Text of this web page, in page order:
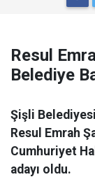
Resul
Belediye
Şişli Belediyesi
Resul Emrah
Cumhuriyet
adayı oldu.